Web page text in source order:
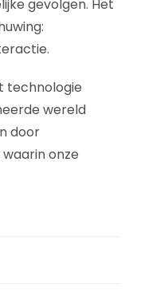
gevolgen. Het
technologie
wereld
door
onze